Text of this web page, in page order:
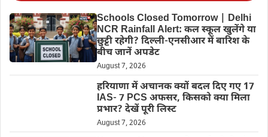
Schools Closed Tomorrow | Delhi
NCR Rainfall Alert: कल स्कूल खुलेंगे या
छुट्टी रहेगी? दिल्ली-एनसीआर में बारिश के
बीच जानें अपडेट
August 7, 2026
हरियाणा में अचानक क्यों बदल दिए गए 17
IAS- 7 PCS अफसर, किसको क्या मिला
प्रभार? देखें पूरी लिस्ट
August 7, 2026